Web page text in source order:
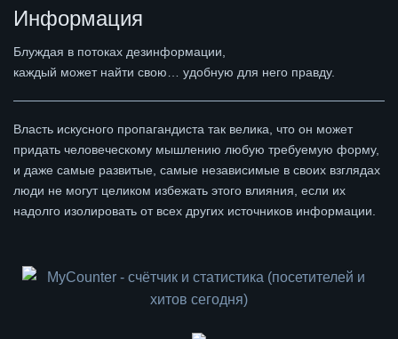
Информация
Блуждая в потоках дезинформации,
каждый может найти свою… удобную для него правду.
Власть искусного пропагандиста так велика, что он может
придать человеческому мышлению любую требуемую форму,
и даже самые развитые, самые независимые в своих взглядах
люди не могут целиком избежать этого влияния, если их
надолго изолировать от всех других источников информации.